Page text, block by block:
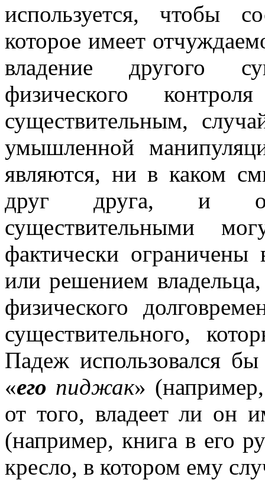
используется, чтобы
которое имеет
владение другого
физического
существительным,
умышленной
являются, ни в каком
друг друга, и
существительными
фактически
или решением
физического
существительного,
Падеж использовался
«его пиджак»
от того, владеет ли он
(например, книга в его
кресло, в котором ему